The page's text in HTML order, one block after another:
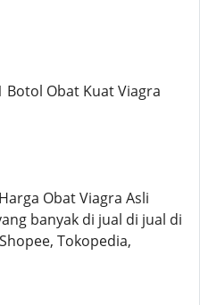
Botol Obat Kuat Viagra
Obat Viagra Asli
banyak di jual di jual di
Tokopedia,